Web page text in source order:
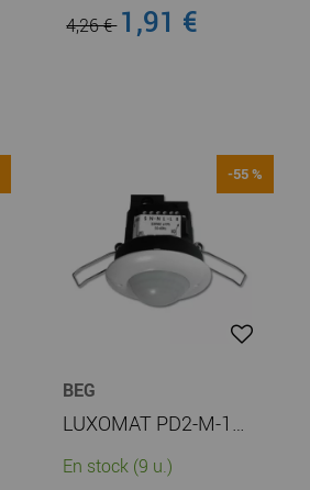
4,26 € 1,91 €
-55 %
BEG
LUXOMAT PD2-M-1C-FP (92565)
En stock (9 u.)